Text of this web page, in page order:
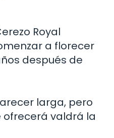
Royal
a florecer
después de
larga, pero
valdrá la